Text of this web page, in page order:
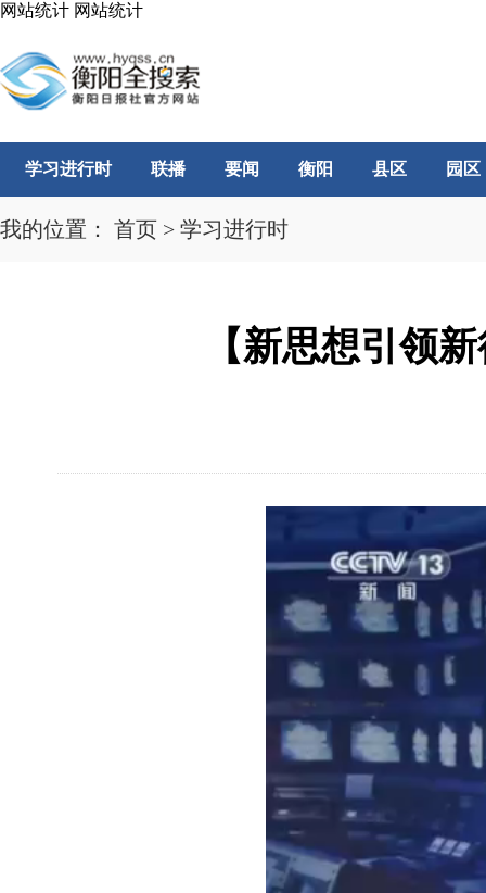
网站统计 网站统计
学习进行时 联播 要闻 衡阳 县区 园区
我的位置： 首页 > 学习进行时
【新思想引领